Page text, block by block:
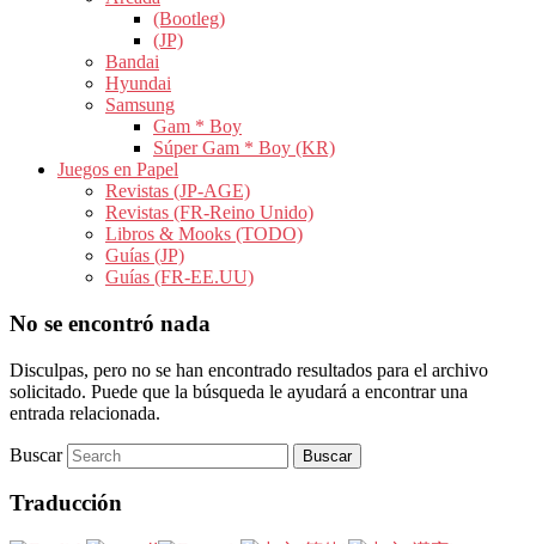
(Bootleg)
(JP)
Bandai
Hyundai
Samsung
Gam * Boy
Súper Gam * Boy (KR)
Juegos en Papel
Revistas (JP-AGE)
Revistas (FR-Reino Unido)
Libros & Mooks (TODO)
Guías (JP)
Guías (FR-EE.UU)
No se encontró nada
Disculpas, pero no se han encontrado resultados para el archivo
solicitado. Puede que la búsqueda le ayudará a encontrar una
entrada relacionada.
Buscar
Traducción